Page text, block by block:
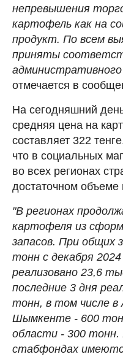
непревышения
картофель как на
продукт. По всем
приняты
отмечается в
На сегодняшний
средняя цена на
составляет 322
что в социальных
во всех регионах
достаточном
"В регионах
картофеля из
запасов. При общих
тонн с декабря
реализовано 23,6
последние 3 дня
тонн, в том числе
Шымкенте - 600
области - 300 тонн.
стабфондах